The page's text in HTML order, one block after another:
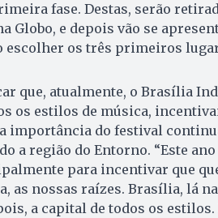
fase. Destas, serão
Globo, e depois vão se
escolher os três primeiros
que, atualmente, o Brasília
os estilos de música,
importância do festival
a região do Entorno. “Este
para incentivar que
as nossas raízes. Brasília, lá na
a capital de todos os estilos.